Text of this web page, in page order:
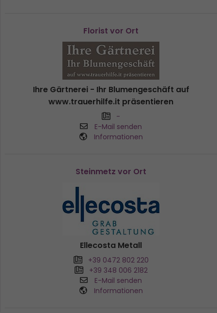
Florist vor Ort
Ihre Gärtnerei - Ihr Blumengeschäft auf
www.trauerhilfe.it präsentieren
-
E-Mail senden
Informationen
Steinmetz vor Ort
Ellecosta Metall
+39 0472 802 220
+39 348 006 2182
E-Mail senden
Informationen